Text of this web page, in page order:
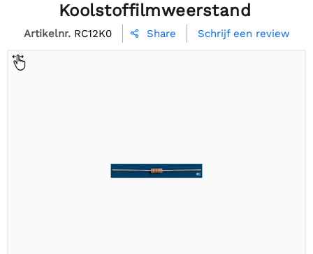
Koolstoffilmweerstand
Artikelnr. RC12K0  Share Schrijf een review